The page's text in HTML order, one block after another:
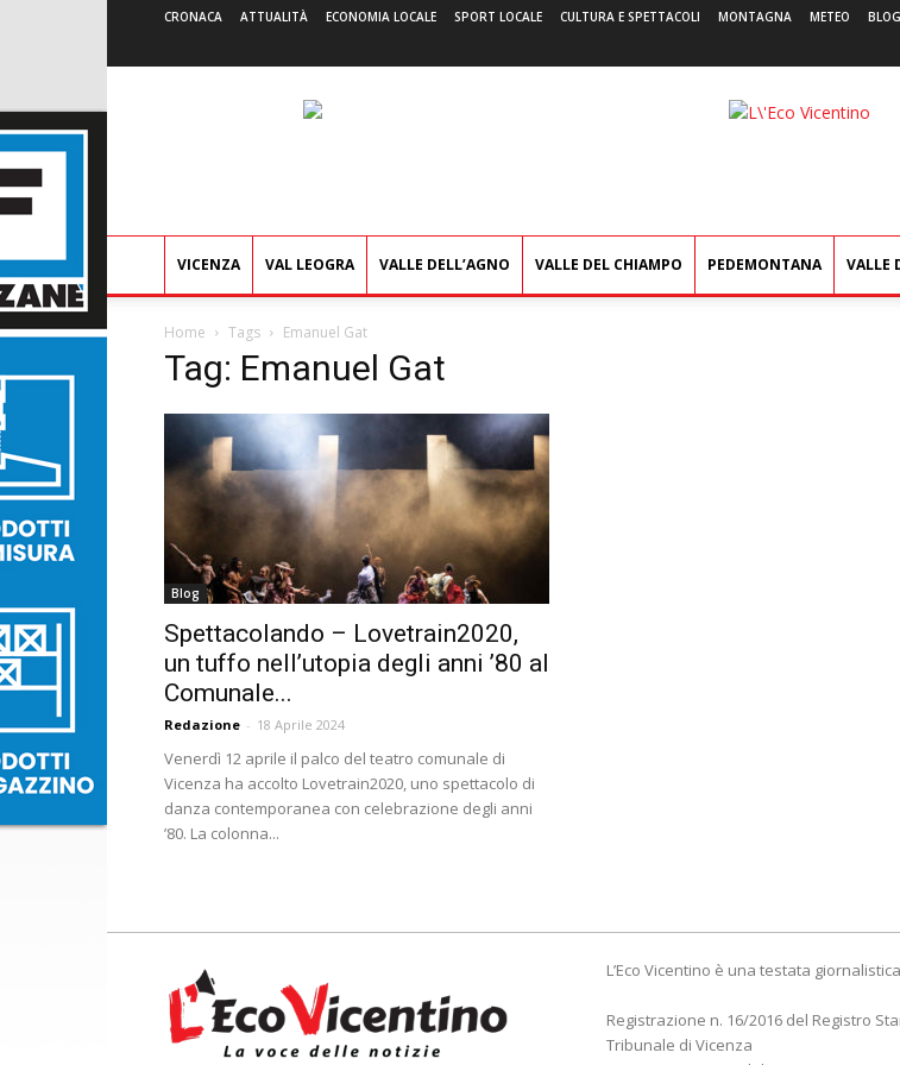
CRONACA ATTUALITÀ ECONOMIA LOCALE SPORT LOCALE CULTURA E SPETTACOLI MONTAGNA METEO BLOG
L'Eco
VICENZA VAL LEOGRA VALLE DELL’AGNO VALLE DEL CHIAMPO PEDEMONTANA VALLE
Home Tags Emanuel Gat
Tag: Emanuel Gat
Blog
Spettacolando – Lovetrain2020,
un tuffo nell’utopia degli anni ’80 al
Comunale...
Redazione - 18 Aprile 2024
Venerdì 12 aprile il palco del teatro comunale di
Vicenza ha accolto Lovetrain2020, uno spettacolo di
danza contemporanea con celebrazione degli anni
’80. La colonna...
L’Eco Vicentino è una testata giornalistica
Registrazione n. 16/2016 del Registro
Tribunale di Vicenza